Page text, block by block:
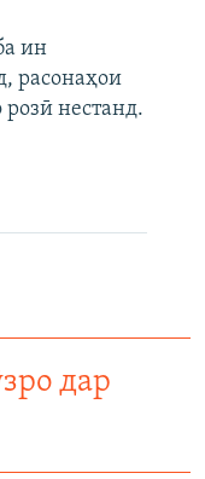
ин
расонаҳои
нестанд.
дар